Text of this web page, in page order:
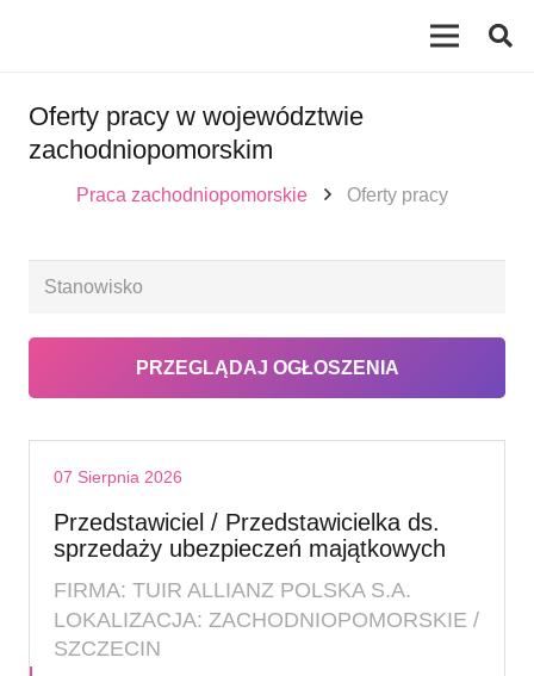
Oferty pracy w województwie
zachodniopomorskim
Praca zachodniopomorskie Oferty pracy
07 Sierpnia 2026
Przedstawiciel / Przedstawicielka ds.
sprzedaży ubezpieczeń majątkowych
FIRMA: TUIR ALLIANZ POLSKA S.A.
LOKALIZACJA: ZACHODNIOPOMORSKIE /
SZCZECIN